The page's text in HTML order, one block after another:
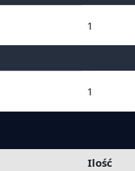
1
1
Ilość